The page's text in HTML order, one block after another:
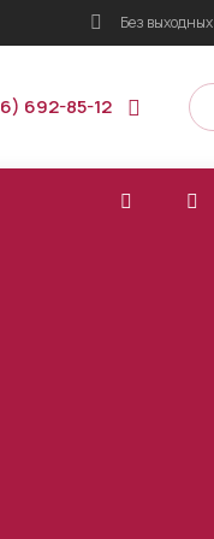
Без выходных
692-85-12